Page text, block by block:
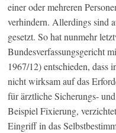
einer oder mehreren
verhindern. Allerdings sind
gesetzt. So hat nunmehr
Bundesverfassungsgericht
1967/12) entschieden, dass
nicht wirksam auf das
für ärztliche Sicherungs-
Beispiel Fixierung,
Eingriff in das